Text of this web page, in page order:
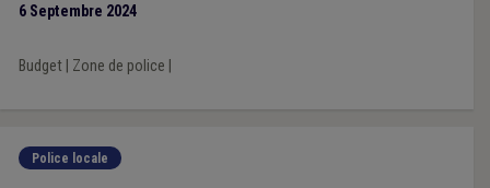
6 Septembre 2024
Budget| Zone de police
Police locale